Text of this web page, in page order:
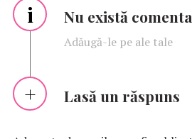
i Nu există
Adăugă-le pe ale tale
Lasă un răspuns